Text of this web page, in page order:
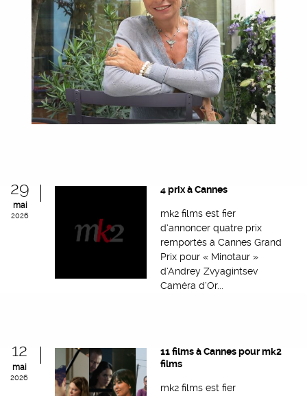
29
mai
2026
4 prix à Cannes
mk2 films est fier
d’annoncer quatre prix
remportés à Cannes Grand
Prix pour « Minotaur »
d’Andrey Zvyagintsev
Caméra d’Or...
12
mai
2026
11 films à Cannes pour mk2
films
mk2 films est fier